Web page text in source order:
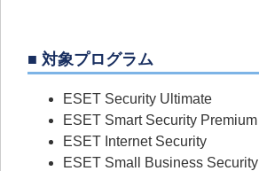
■ 対象プログラム
ESET Security Ultimate
ESET Smart Security Premium
ESET Internet Security
ESET Small Business Security